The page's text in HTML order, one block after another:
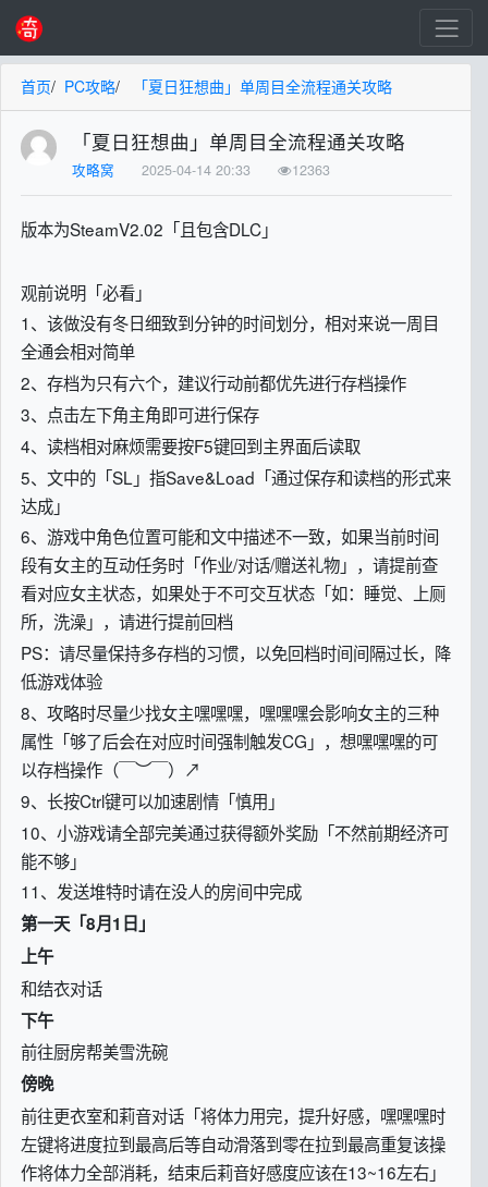
首页/ PC攻略/ 「夏日狂想曲」单周目全流程通关攻略
「夏日狂想曲」单周目全流程通关攻略
攻略窝 2025-04-14 20:33 12363
版本为SteamV2.02「且包含DLC」
观前说明「必看」
1、该做没有冬日细致到分钟的时间划分，相对来说一周目
全通会相对简单
2、存档为只有六个，建议行动前都优先进行存档操作
3、点击左下角主角即可进行保存
4、读档相对麻烦需要按F5键回到主界面后读取
5、文中的「SL」指Save&Load「通过保存和读档的形式来
达成」
6、游戏中角色位置可能和文中描述不一致，如果当前时间
段有女主的互动任务时「作业/对话/赠送礼物」，请提前查
看对应女主状态，如果处于不可交互状态「如：睡觉、上厕
所，洗澡」，请进行提前回档
PS：请尽量保持多存档的习惯，以免回档时间间隔过长，降
低游戏体验
8、攻略时尽量少找女主嘿嘿嘿，嘿嘿嘿会影响女主的三种
属性「够了后会在对应时间强制触发CG」，想嘿嘿嘿的可
以存档操作（￣︶￣）↗
9、长按Ctrl键可以加速剧情「慎用」
10、小游戏请全部完美通过获得额外奖励「不然前期经济可
能不够」
11、发送堆特时请在没人的房间中完成
第一天「8月1日」
上午
和结衣对话
下午
前往厨房帮美雪洗碗
傍晚
前往更衣室和莉音对话「将体力用完，提升好感，嘿嘿嘿时
左键将进度拉到最高后等自动滑落到零在拉到最高重复该操
作将体力全部消耗，结束后莉音好感度应该在13~16左右」